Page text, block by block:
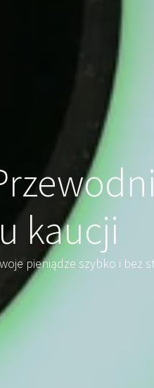
kaucji
pieniądze szybko i bez